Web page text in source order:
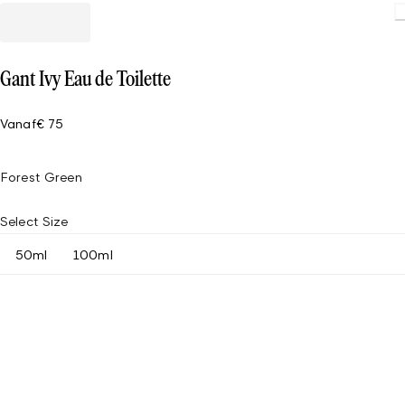
Gant Ivy Eau de Toilette
Vanaf€ 75
Forest Green
Select Size
50ml 100ml